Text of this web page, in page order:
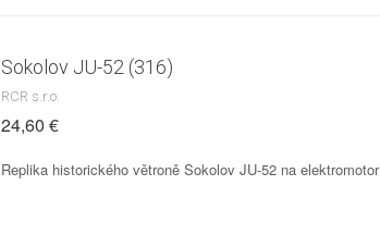
Sokolov JU-52 (316)
RCR s.r.o.
24,60 €
Replika historického větroně Sokolov JU-52 na elektromotor